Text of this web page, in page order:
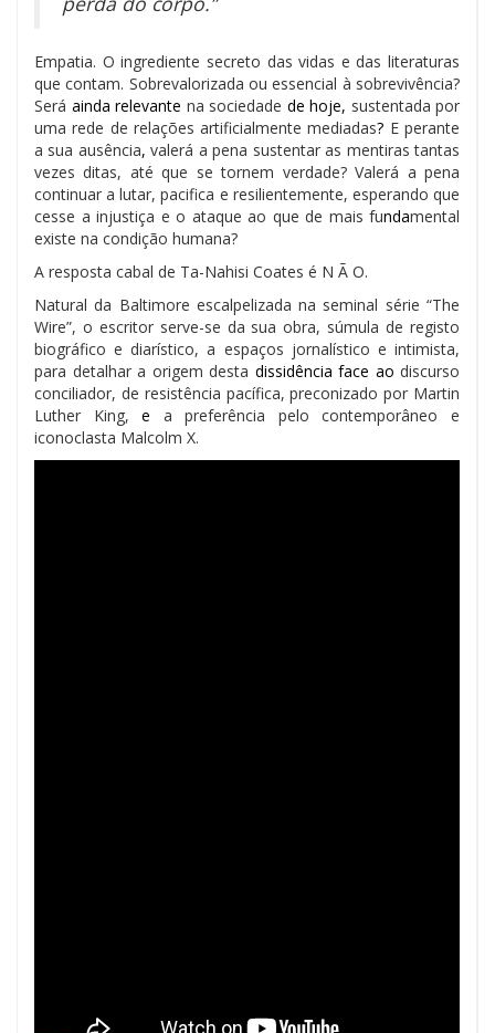
Empatia. O ingrediente secreto das vidas e das literaturas
que contam. Sobrevalorizada ou essencial à sobrevivência?
Será ainda relevante na sociedade de hoje, sustentada por
uma rede de relações artificialmente mediadas? E perante
a sua ausência, valerá a pena sustentar as mentiras tantas
vezes ditas, até que se tornem verdade? Valerá a pena
continuar a lutar, pacifica e resilientemente, esperando que
cesse a injustiça e o ataque ao que de mais fundamental
existe na condição humana?
A resposta cabal de Ta-Nahisi Coates é N Ã O.
Natural da Baltimore escalpelizada na seminal série “The
Wire”, o escritor serve-se da sua obra, súmula de registo
biográfico e diarístico, a espaços jornalístico e intimista,
para detalhar a origem desta dissidência face ao discurso
conciliador, de resistência pacífica, preconizado por Martin
Luther King,e a preferência pelo contemporâneo e
iconoclasta Malcolm X.